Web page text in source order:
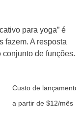
para yoga” é
fazem. A resposta
de funções.
Custo de lançamento
a partir de $12/mês